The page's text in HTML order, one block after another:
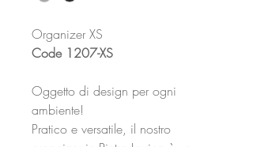
Organizer XS
Code 1207-XS
Oggetto di design per ogni
ambiente!
Pratico e versatile, il nostro